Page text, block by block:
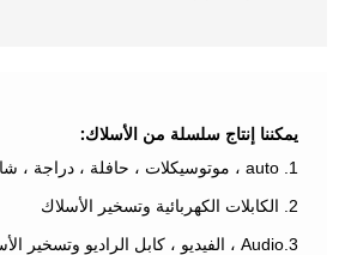
يمكننا إنتاج سلسلة من الأسلاك:
1. auto ، موتوسيكلات ، حافلة ، دراجة ، شاحنة تجميع كابل الأسلاك
2. الكابلات الكهربائية وتسخير الأسلاك
3.Audio ، الفيديو ، كابل الراديو وتسخير الأسلاك iso